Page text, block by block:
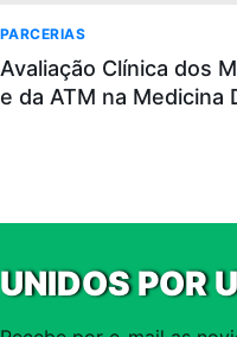
PARCERIAS
Avaliação Clínica dos
e da ATM na Medicina
UNIDOS POR